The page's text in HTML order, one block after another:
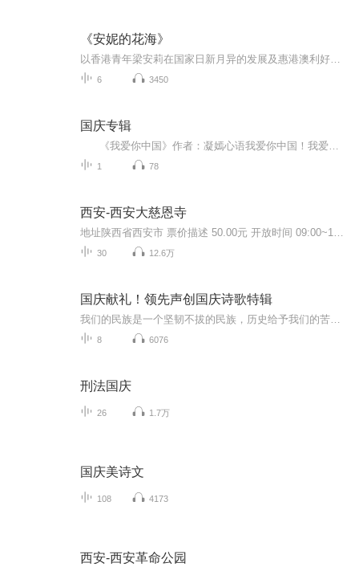
《安妮的花海》
6 3450
国庆专辑
1 78
西安-西安大慈恩寺
30 12.6万
国庆献礼！领先声创国庆诗歌特辑
8 6076
刑法国庆
26 1.7万
国庆美诗文
108 4173
西安-西安革命公园